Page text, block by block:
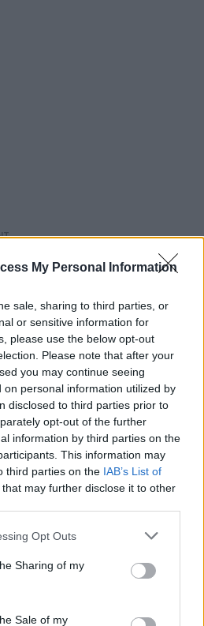
My Personal Information
sale, sharing to third parties, or
or sensitive information for
please use the below opt-out
Please note that after your
you may continue seeing
on personal information utilized by
disclosed to third parties prior to
opt-out of the further
information by third parties on the
This information may
third parties on the IAB’s List of
that may further disclose it to other
app uses one or more Google
behaviour. You may click to
and its third-party tags to
purposes in below Google
Opt Outs
Sharing of my
Sale of my